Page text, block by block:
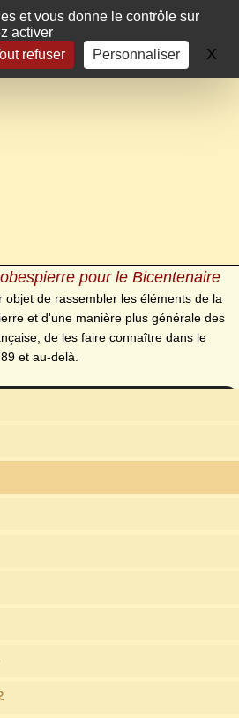
et vous donne le contrôle sur
activer
refuser Personnaliser X
pour le Bicentenaire
objet de rassembler les éléments de la
et d'une manière plus générale des
de les faire connaître dans le
et au-delà.